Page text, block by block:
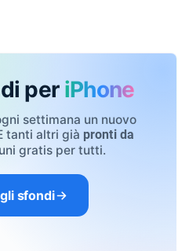
per iPhone
settimana un nuovo
tanti altri già pronti da
gratis per tutti.
sfondi